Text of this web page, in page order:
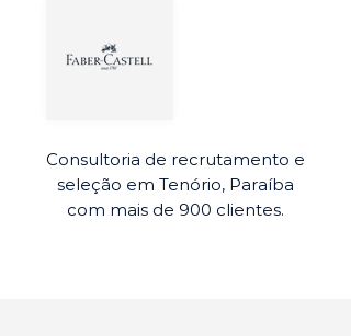
Consultoria de recrutamento e
seleção em Tenório, Paraíba
com mais de 900 clientes.